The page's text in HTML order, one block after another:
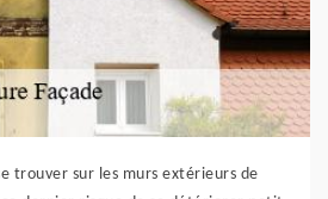
trouver sur les murs extérieurs de